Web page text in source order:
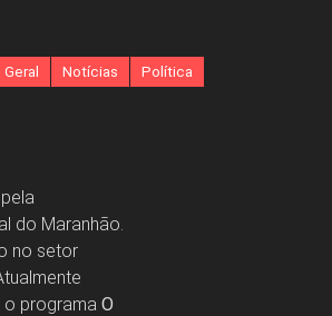
Geral Notícias Política
do Maranhão.
no setor
o programa O